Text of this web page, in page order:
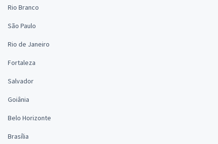
Rio Branco
São Paulo
Rio de Janeiro
Fortaleza
Salvador
Goiânia
Belo Horizonte
Brasília